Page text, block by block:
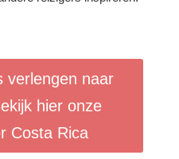
verlengen naar
hier onze
Costa Rica